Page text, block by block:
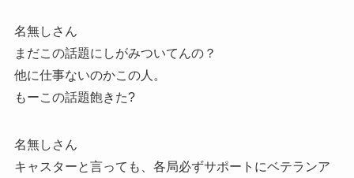
名無しさん
まだこの話題にしがみついてんの？
他に仕事ないのかこの人。
もーこの話題飽きた?
名無しさん
キャスターと言っても、各局必ずサポートにベテランア